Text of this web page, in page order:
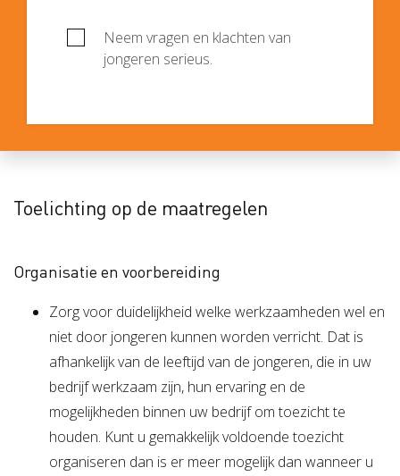
Neem vragen en klachten van
jongeren serieus.
Toelichting op de maatregelen
Organisatie en voorbereiding
Zorg voor duidelijkheid welke werkzaamheden wel en
niet door jongeren kunnen worden verricht. Dat is
afhankelijk van de leeftijd van de jongeren, die in uw
bedrijf werkzaam zijn, hun ervaring en de
mogelijkheden binnen uw bedrijf om toezicht te
houden. Kunt u gemakkelijk voldoende toezicht
organiseren dan is er meer mogelijk dan wanneer u